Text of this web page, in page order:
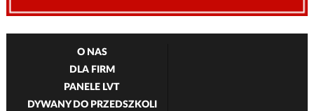
O NAS
DLA FIRM
PANELE LVT
DYWANY DO PRZEDSZKOLI